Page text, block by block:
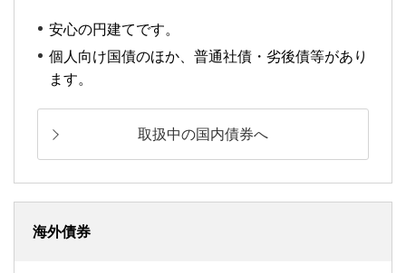
安心の円建てです。
個人向け国債のほか、普通社債・劣後債等があり
ます。
取扱中の国内債券へ
海外債券